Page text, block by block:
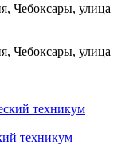
Чебоксары, улица
Чебоксары, улица
техникум